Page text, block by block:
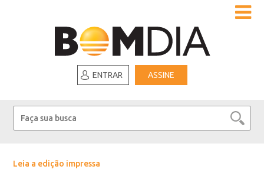
ENTRAR ASSINE
Leia a edição impressa